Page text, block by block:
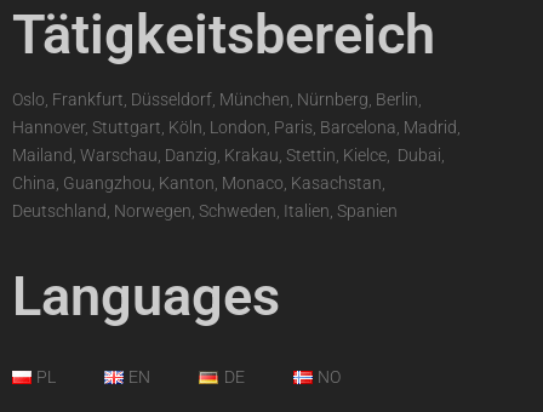
Tätigkeitsbereich
Oslo, Frankfurt, Düsseldorf, München, Nürnberg, Berlin,
Hannover, Stuttgart, Köln, London, Paris, Barcelona, Madrid,
Mailand, Warschau, Danzig, Krakau, Stettin, Kielce, Dubai,
China, Guangzhou, Kanton, Monaco, Kasachstan,
Deutschland, Norwegen, Schweden, Italien, Spanien
Languages
PL EN DE NO